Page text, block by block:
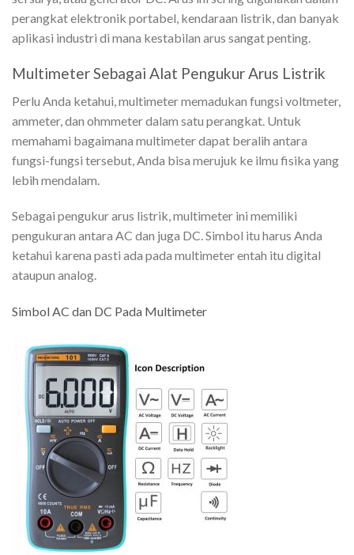
perangkat elektronik portabel, kendaraan listrik, dan banyak
aplikasi industri di mana kestabilan arus sangat penting.
Multimeter Sebagai Alat Pengukur Arus Listrik
Perlu Anda ketahui, multimeter memadukan fungsi voltmeter,
ammeter, dan ohmmeter dalam satu perangkat. Untuk
memahami bagaimana multimeter dapat beralih antara
fungsi-fungsi tersebut, Anda bisa merujuk ke ilmu fisika yang
lebih mendalam.
Sebagai pengukur arus listrik, multimeter ini memiliki
pengukuran antara AC dan juga DC. Simbol itu harus Anda
ketahui karena pasti ada pada multimeter entah itu digital
ataupun analog.
Simbol AC dan DC Pada Multimeter